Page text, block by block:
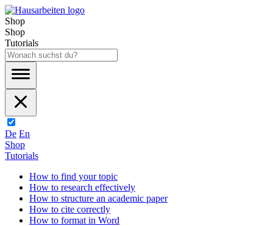
Shop
Shop
Tutorials
De En
Shop
Tutorials
How to find your topic
How to research effectively
How to structure an academic paper
How to cite correctly
How to format in Word